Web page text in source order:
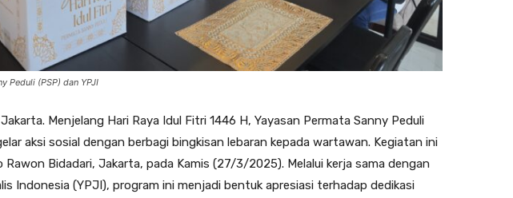
Peduli (PSP) dan YPJI
Menjelang Hari Raya Idul Fitri 1446 H, Yayasan Permata Sanny Peduli
aksi sosial dengan berbagi bingkisan lebaran kepada wartawan. Kegiatan ini
Bidadari, Jakarta, pada Kamis (27/3/2025). Melalui kerja sama dengan
Indonesia (YPJI), program ini menjadi bentuk apresiasi terhadap dedikasi